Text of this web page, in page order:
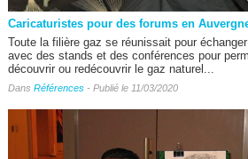
Caricaturistes pour des forums en
Toute la filière gaz se réunissait pour
avec des stands et des conférences pour
découvrir ou redécouvrir le gaz naturel...
Dans Références- Publié le 11/03/2020